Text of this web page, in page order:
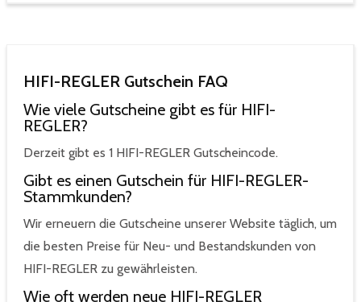
HIFI-REGLER Gutschein FAQ
Wie viele Gutscheine gibt es für HIFI-
REGLER?
Derzeit gibt es 1 HIFI-REGLER Gutscheincode.
Gibt es einen Gutschein für HIFI-REGLER-
Stammkunden?
Wir erneuern die Gutscheine unserer Website täglich, um
die besten Preise für Neu- und Bestandskunden von
HIFI-REGLER zu gewährleisten.
Wie oft werden neue HIFI-REGLER